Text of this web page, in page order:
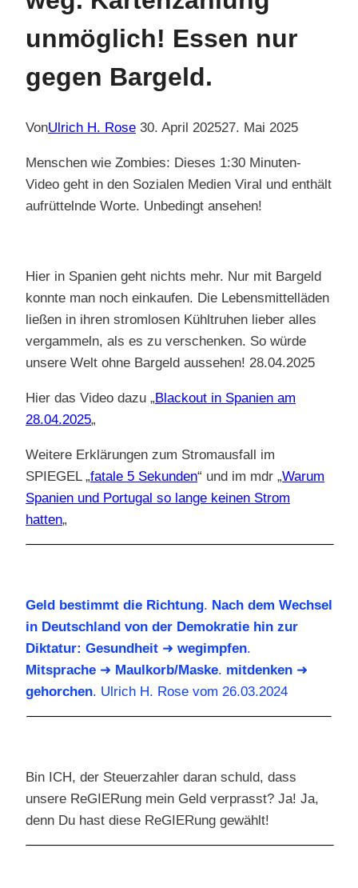
unmöglich! Essen nur
gegen Bargeld.
VonUlrich H. Rose 30. April 202527. Mai 2025
Menschen wie Zombies: Dieses 1:30 Minuten-
Video geht in den Sozialen Medien Viral und enthält
aufrüttelnde Worte. Unbedingt ansehen!
Hier in Spanien geht nichts mehr. Nur mit Bargeld
konnte man noch einkaufen. Die Lebensmittelläden
ließen in ihren stromlosen Kühltruhen lieber alles
vergammeln, als es zu verschenken. So würde
unsere Welt ohne Bargeld aussehen! 28.04.2025
Hier das Video dazu „ Blackout in Spanien am
28.04.2025„
Weitere Erklärungen zum Stromausfall im
SPIEGEL „fatale 5 Sekunden“ und im mdr „Warum
Spanien und Portugal so lange keinen Strom
hatten„
Geld bestimmt die Richtung. Nach dem Wechsel
in Deutschland von der Demokratie hin zur
Diktatur: Gesundheit ➜ wegimpfen.
Mitsprache ➜ Maulkorb/Maske. mitdenken ➜
gehorchen. Ulrich H. Rose vom 26.03.2024
Bin ICH, der Steuerzahler daran schuld, dass
unsere ReGIERung mein Geld verprasst? Ja! Ja,
denn Du hast diese ReGIERung gewählt!